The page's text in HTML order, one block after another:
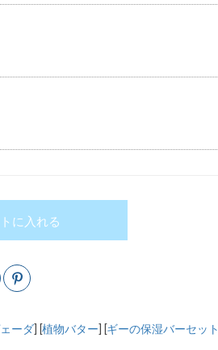
に入れる
ーダ] [植物バター ] [ギーの保湿バーセット